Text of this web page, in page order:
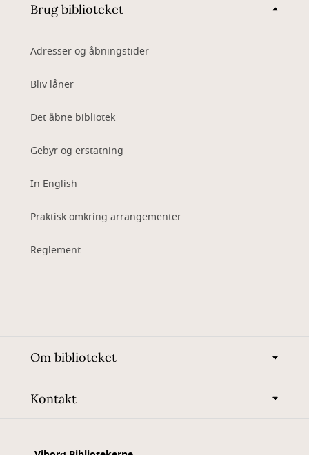
Brug biblioteket
Adresser og åbningstider
Bliv låner
Det åbne bibliotek
Gebyr og erstatning
In English
Praktisk omkring arrangementer
Reglement
Om biblioteket
Kontakt